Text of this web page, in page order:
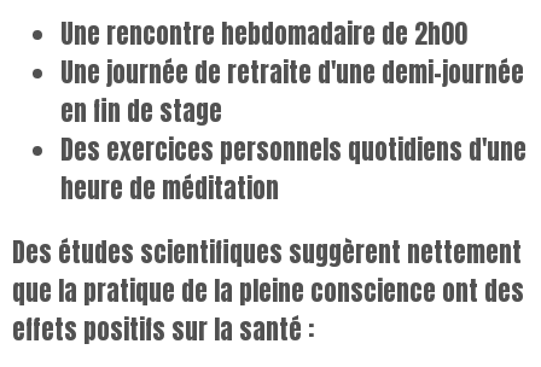
Une rencontre hebdomadaire de 2h00
Une journée de retraite d'une demi-journée
en fin de stage
Des exercices personnels quotidiens d'une
heure de méditation
Des études scientifiques suggèrent nettement
que la pratique de la pleine conscience ont des
effets positifs sur la santé :